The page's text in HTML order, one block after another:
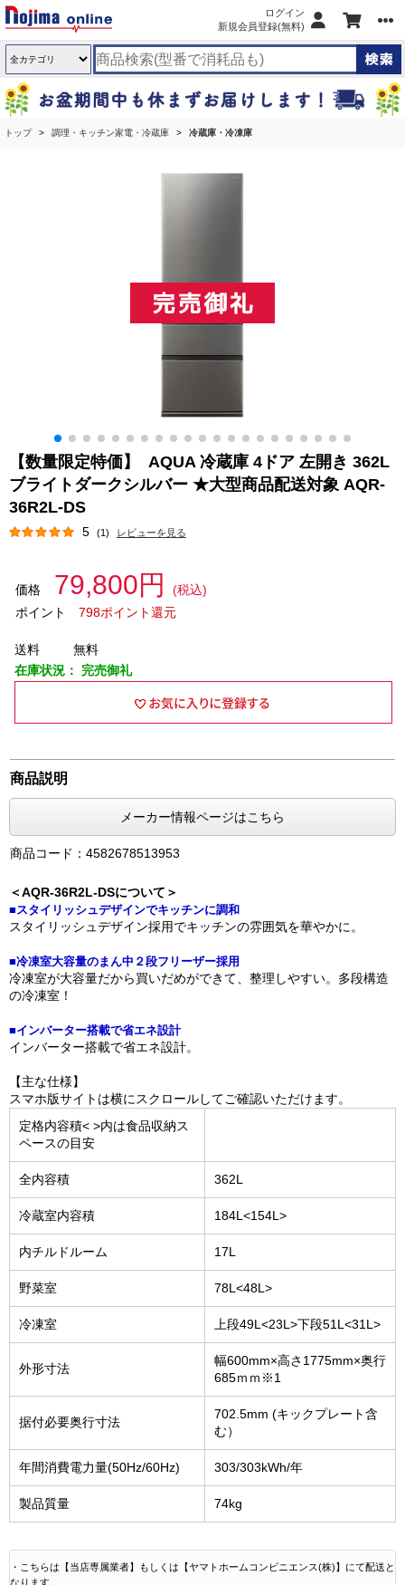
ログイン
新規会員登録(無料)
トップ 調理・キッチン家電・冷蔵庫 冷蔵庫・冷凍庫
【数量限定特価】 AQUA 冷蔵庫 4ドア 左開き 362L
ブライトダークシルバー ★大型商品配送対象 AQR-
36R2L-DS
5 (1) レビューを見る
価格 79,800円
(税込)
ポイント
798ポイント還元
送料
無料
在庫状況： 完売御礼
商品説明
メーカー情報ページはこちら
商品コード：4582678513953
＜AQR-36R2L-DSについて＞
■スタイリッシュデザインでキッチンに調和
スタイリッシュデザイン採用でキッチンの雰囲気を華やかに。
■冷凍室大容量のまん中２段フリーザー採用
冷凍室が大容量だから買いだめができて、整理しやすい。多段構造
の冷凍室！
■インバーター搭載で省エネ設計
インバーター搭載で省エネ設計。
【主な仕様】
スマホ版サイトは横にスクロールしてご確認いただけます。
定格内容積< >内は食品収納ス
ペースの目安
全内容積 362L
冷蔵室内容積 184L<154L>
内チルドルーム 17L
野菜室 78L<48L>
冷凍室 上段49L<23L>下段51L<31L>
外形寸法
幅600mm×高さ1775mm×奥行
685ｍｍ※1
据付必要奥行寸法
702.5mm (キックプレート含
む）
年間消費電力量(50Hz/60Hz) 303/303kWh/年
製品質量 74kg
・こちらは【当店専属業者】もしくは【ヤマトホームコンビニエンス(株)】にて配送と
なります。